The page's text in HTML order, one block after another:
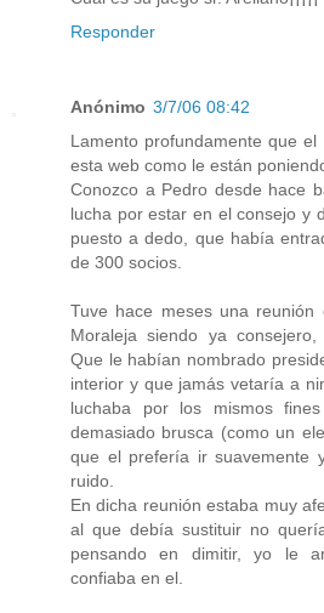
Responder
Anónimo 3/7/06 08:42
Lamento profundamente que
esta web como le están
Conozco a Pedro desde hace
lucha por estar en el consejo y
puesto a dedo, que había
de 300 socios.
Tuve hace meses una
Moraleja siendo ya
Que le habían nombrado
interior y que jamás vetaría a
luchaba por los mismos
demasiado brusca (como un
que el prefería ir suavemente
ruido.
En dicha reunión estaba muy
al que debía sustituir no
pensando en dimitir, yo le
confiaba en el.